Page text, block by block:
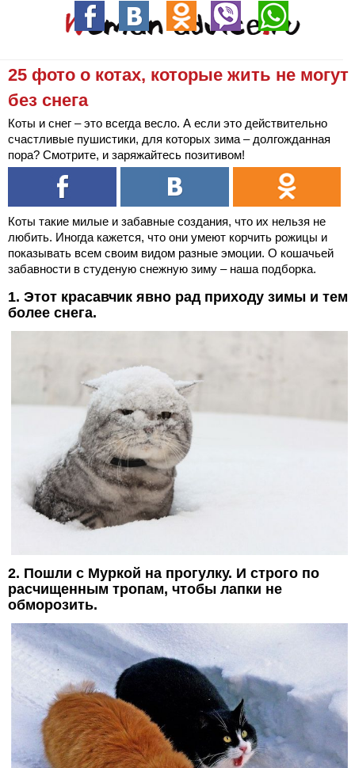
25 фото о котах, которые жить не могут
без снега
Коты и снег – это всегда весло. А если это действительно
счастливые пушистики, для которых зима – долгожданная
пора? Смотрите, и заряжайтесь позитивом!
Коты такие милые и забавные создания, что их нельзя не
любить. Иногда кажется, что они умеют корчить рожицы и
показывать всем своим видом разные эмоции. О кошачьей
забавности в студеную снежную зиму – наша подборка.
1. Этот красавчик явно рад приходу зимы и тем
более снега.
2. Пошли с Муркой на прогулку. И строго по
расчищенным тропам, чтобы лапки не
обморозить.